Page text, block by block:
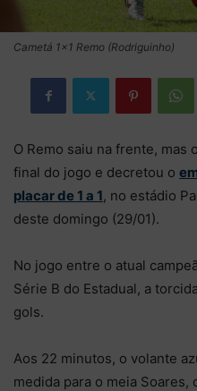
Cametá 1×1 Remo (Rodriguinho)
O Remo saiu na frente, mas
final do jogo e decretou o
placar de 1 a 1, no estádio
deste domingo (29/01).
No jogo entre o atual
Série B do Estadual, a
gols.
Aos 22 minutos, o volante
medida para o meia Soares,